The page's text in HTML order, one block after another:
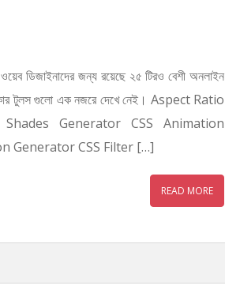
ডিজাইনাদের জন্য রয়েছে ২৫ টিরও বেশী অনলাইন
টুলস গুলো এক নজরে দেখে নেই। Aspect Ratio
Generator CSS Animation
Generator CSS Filter […]
READ MORE